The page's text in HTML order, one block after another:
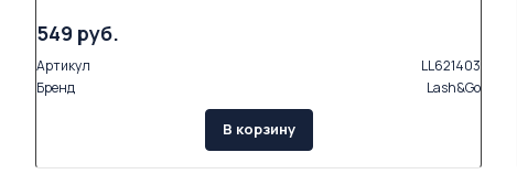
549 руб.
Артикул
LL621403
Бренд
Lash&Go
В корзину